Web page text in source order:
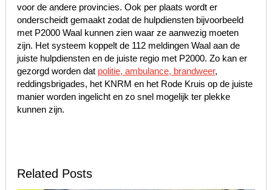
voor de andere provincies. Ook per plaats wordt er
onderscheidt gemaakt zodat de hulpdiensten bijvoorbeeld
met P2000 Waal kunnen zien waar ze aanwezig moeten
zijn. Het systeem koppelt de 112 meldingen Waal aan de
juiste hulpdiensten en de juiste regio met P2000. Zo kan er
gezorgd worden dat politie, ambulance, brandweer,
reddingsbrigades, het KNRM en het Rode Kruis op de juiste
manier worden ingelicht en zo snel mogelijk ter plekke
kunnen zijn.
Related Posts